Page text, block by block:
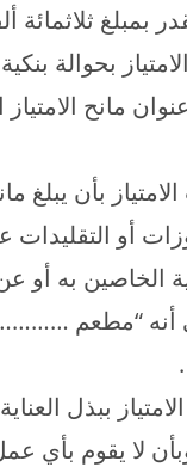
بمبلغ
بحوالة بنكية
مانح الامتياز
بأن يبلغ
أو التقليدات
الخاصين به
أنه “مطعم
ببذل
وبأن لا يقوم بأي